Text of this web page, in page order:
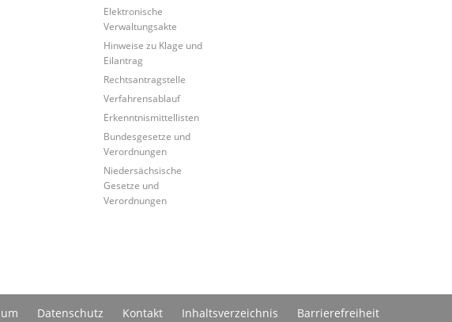
Elektronische
Verwaltungsakte
Hinweise zu Klage und
Eilantrag
Rechtsantragstelle
Verfahrensablauf
Erkenntnismittellisten
Bundesgesetze und
Verordnungen
Niedersächsische
Gesetze und
Verordnungen
Datenschutz Kontakt Inhaltsverzeichnis Barrierefreiheit